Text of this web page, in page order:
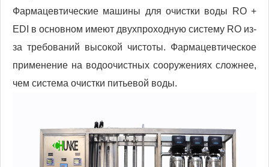
Фармацевтические машины для очистки воды RO +
EDI в основном имеют двухпроходную систему RO из-
за требований высокой чистоты. Фармацевтическое
применение на водоочистных сооружениях сложнее,
чем система очистки питьевой воды.